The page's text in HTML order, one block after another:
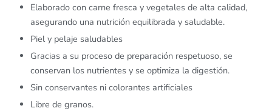
Elaborado con carne fresca y vegetales de alta calidad,
asegurando una nutrición equilibrada y saludable.
Piel y pelaje saludables
Gracias a su proceso de preparación respetuoso, se
conservan los nutrientes y se optimiza la digestión.
Sin conservantes ni colorantes artificiales
Libre de granos.